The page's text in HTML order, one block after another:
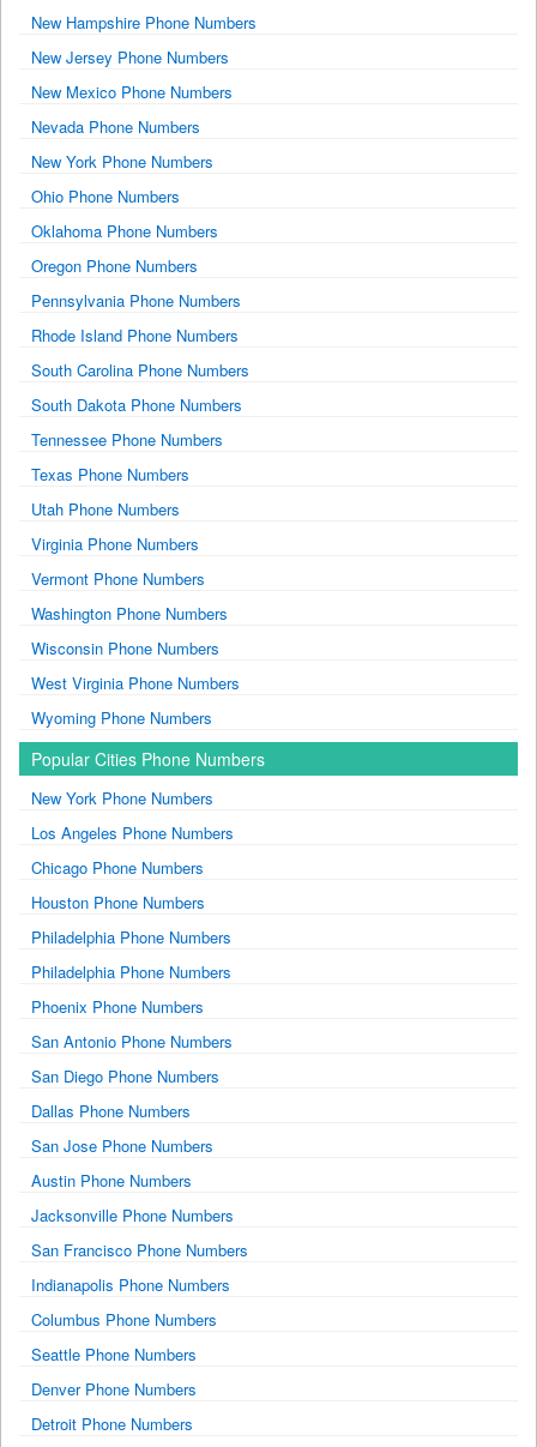
New Hampshire Phone Numbers
New Jersey Phone Numbers
New Mexico Phone Numbers
Nevada Phone Numbers
New York Phone Numbers
Ohio Phone Numbers
Oklahoma Phone Numbers
Oregon Phone Numbers
Pennsylvania Phone Numbers
Rhode Island Phone Numbers
South Carolina Phone Numbers
South Dakota Phone Numbers
Tennessee Phone Numbers
Texas Phone Numbers
Utah Phone Numbers
Virginia Phone Numbers
Vermont Phone Numbers
Washington Phone Numbers
Wisconsin Phone Numbers
West Virginia Phone Numbers
Wyoming Phone Numbers
Popular Cities Phone Numbers
New York Phone Numbers
Los Angeles Phone Numbers
Chicago Phone Numbers
Houston Phone Numbers
Philadelphia Phone Numbers
Philadelphia Phone Numbers
Phoenix Phone Numbers
San Antonio Phone Numbers
San Diego Phone Numbers
Dallas Phone Numbers
San Jose Phone Numbers
Austin Phone Numbers
Jacksonville Phone Numbers
San Francisco Phone Numbers
Indianapolis Phone Numbers
Columbus Phone Numbers
Seattle Phone Numbers
Denver Phone Numbers
Detroit Phone Numbers